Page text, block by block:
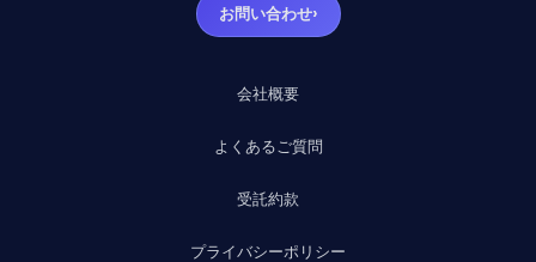
お問い合わせ›
会社概要
よくあるご質問
受託約款
プライバシーポリシー